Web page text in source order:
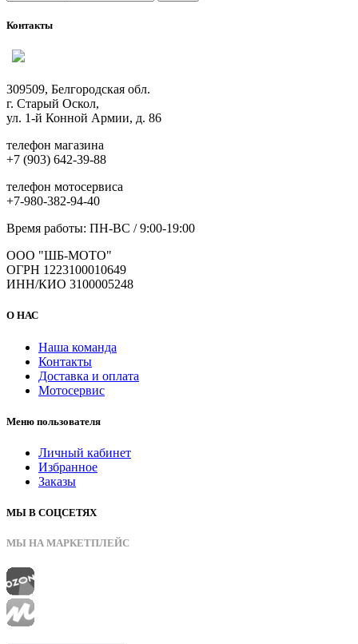
Контакты
309509, Белгородская обл.
г. Старый Оскол,
ул. 1-й Конной Армии, д. 86
телефон магазина
+7 (903) 642-39-88
телефон мотосервиса
+7-980-382-94-40
Время работы: ПН-ВС / 9:00-19:00
ООО "ШБ-МОТО"
ОГРН 1223100010649
ИНН/КИО 3100005248
О НАС
Наша команда
Контакты
Доставка и оплата
Мотосервис
Меню пользователя
Личный кабинет
Избранное
Заказы
МЫ В СОЦСЕТЯХ
МЫ НА МАРКЕТПЛЕЙС